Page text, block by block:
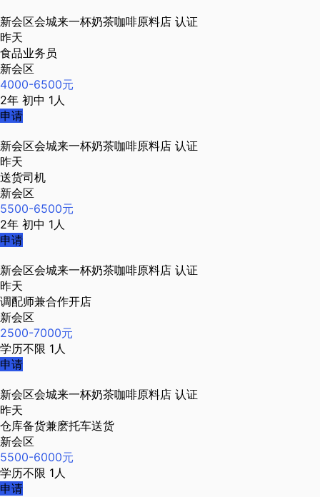
新会区会城来一杯奶茶咖啡原料店 认证
昨天
食品业务员
新会区
4000-6500元
2年 初中 1人
申请
新会区会城来一杯奶茶咖啡原料店 认证
昨天
送货司机
新会区
5500-6500元
2年 初中 1人
申请
新会区会城来一杯奶茶咖啡原料店 认证
昨天
调配师兼合作开店
新会区
2500-7000元
学历不限 1人
申请
新会区会城来一杯奶茶咖啡原料店 认证
昨天
仓库备货兼麽托车送货
新会区
5500-6000元
学历不限 1人
申请